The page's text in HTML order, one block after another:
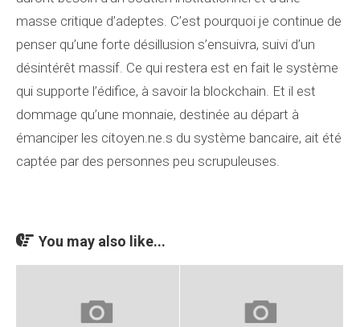
masse critique d’adeptes. C’est pourquoi je continue de
penser qu’une forte désillusion s’ensuivra, suivi d’un
désintérêt massif. Ce qui restera est en fait le système
qui supporte l’édifice, à savoir la blockchain. Et il est
dommage qu’une monnaie, destinée au départ à
émanciper les citoyen.ne.s du système bancaire, ait été
captée par des personnes peu scrupuleuses.
You may also like...